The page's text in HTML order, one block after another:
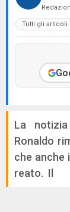
Tutti gli articoli
La
Ronaldo
che anche
reato. Il